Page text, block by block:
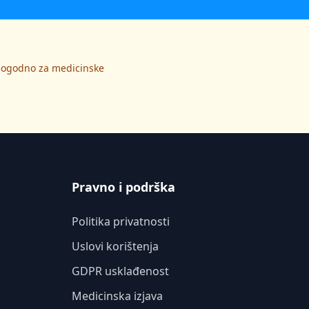
za medicinske
Pravno i podrška
Politika privatnosti
Uslovi korištenja
GDPR usklađenost
Medicinska izjava